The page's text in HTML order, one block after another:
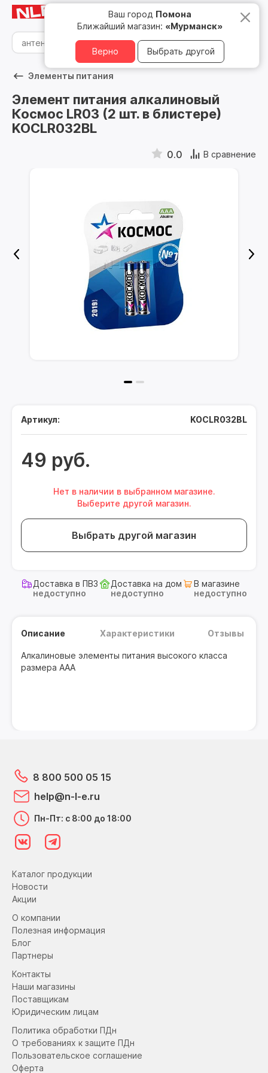
Мурманск
Ваш город Помона
Ближайший магазин: «Мурманск»
Верно Выбрать другой
8 800 500 05 15
Элементы питания
Элемент питания алкалиновый
Космос LR03 (2 шт. в блистере)
KOCLR032BL
0.0 В сравнение
Артикул: KOCLR032BL
49 руб.
Нет в наличии в выбранном магазине.
Выберите другой магазин.
Выбрать другой магазин
Доставка в ПВЗ
недоступно
Доставка на дом
недоступно
В магазине
недоступно
Описание
Алкалиновые элементы питания высокого класса
размера AAA
Характеристики Отзывы
Каталог продукции
Новости
Акции
О компании
Полезная информация
Блог
Партнеры
Контакты
Наши магазины
Поставщикам
Юридическим лицам
Политика обработки ПДн
О требованиях к защите ПДн
Пользовательское соглашение
Оферта
8 800 500 05 15
help@n-l-e.ru
Пн-Пт: с 8:00 до 18:00